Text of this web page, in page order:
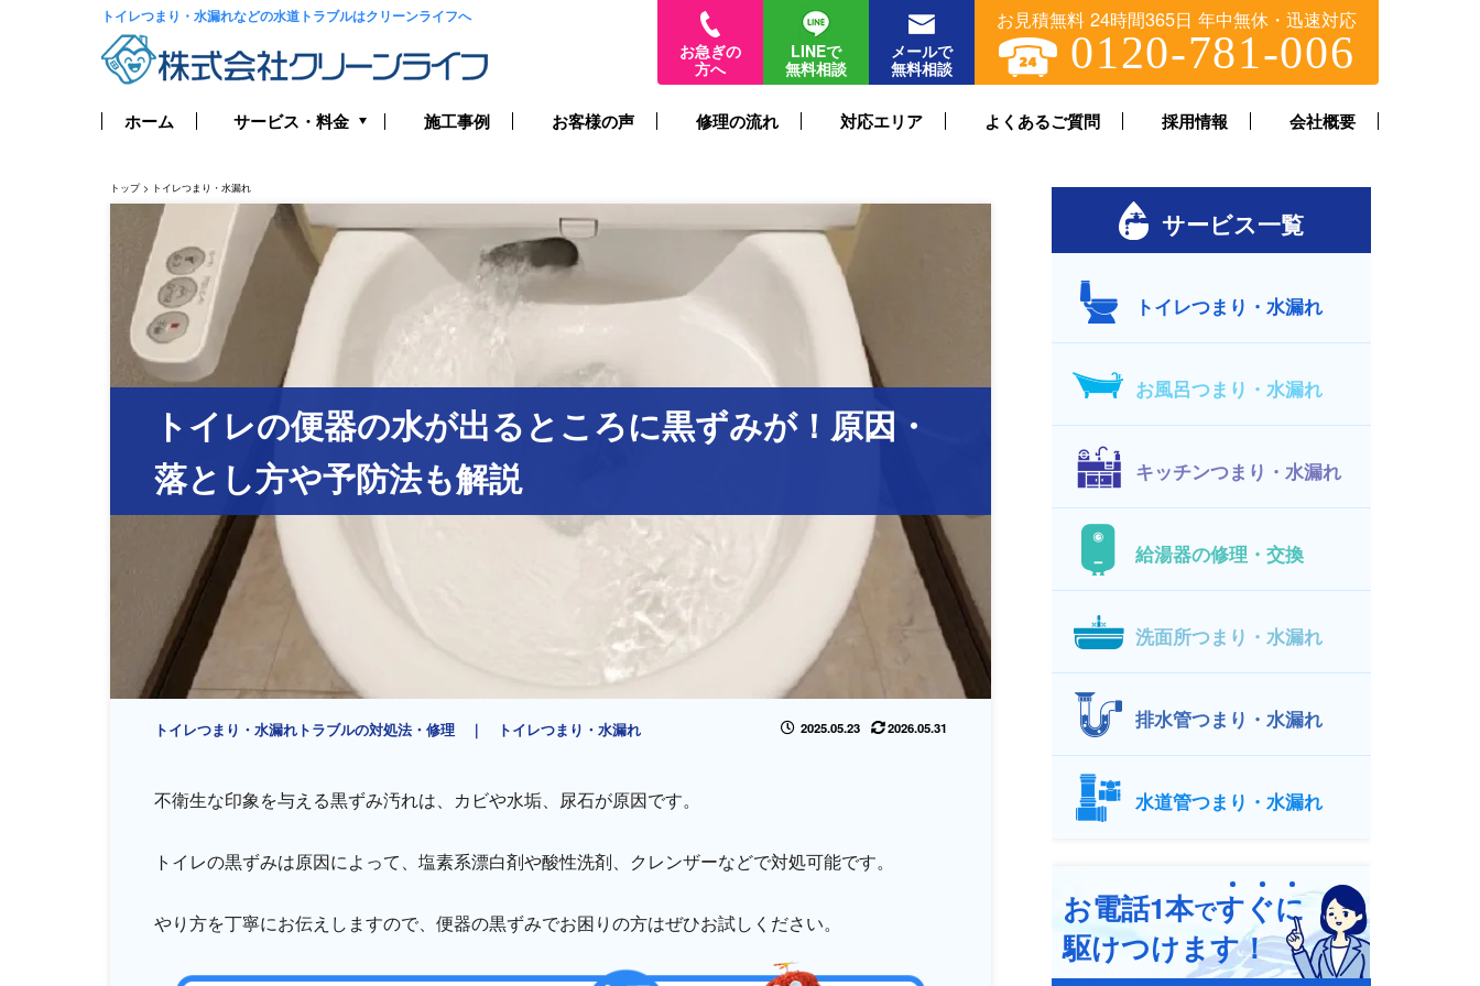
トイレつまり・水漏れなどの水道トラブルはクリーンライフへ
お急ぎの
方へ
LINEで
無料相談
メールで
無料相談
お見積無料 24時間365日 年中無休・迅速対応
0120-781-006
ホーム サービス・料金
お風呂つまり・水漏れ
キッチンつまり・水漏れ
洗面所つまり・水漏れ
給湯器の修理・交換
排水管つまり・水漏れ
水道管つまり・水漏れ
排水管・排水桝トラブル
施工事例 お客様の声 修理の流れ 対応エリア よくあるご質問 採用情報 会社概要
トップ > トイレつまり・水漏れ
トイレの便器の水が出るところに黒ずみが！原因・
落とし方や予防法も解説
トイレつまり・水漏れトラブルの対処法・修理｜ トイレつまり・水漏れ 2025.05.23 2026.05.31
不衛生な印象を与える黒ずみ汚れは、カビや水垢、尿石が原因です。
トイレの黒ずみは原因によって、塩素系漂白剤や酸性洗剤、クレンザーなどで対処可能です。
やり方を丁寧にお伝えしますので、便器の黒ずみでお困りの方はぜひお試しください。
サービス一覧
トイレつまり・水漏れ
お風呂つまり・水漏れ
キッチンつまり・水漏れ
給湯器の修理・交換
洗面所つまり・水漏れ
排水管つまり・水漏れ
水道管つまり・水漏れ
お電話1本ですぐに
駆けつけます！